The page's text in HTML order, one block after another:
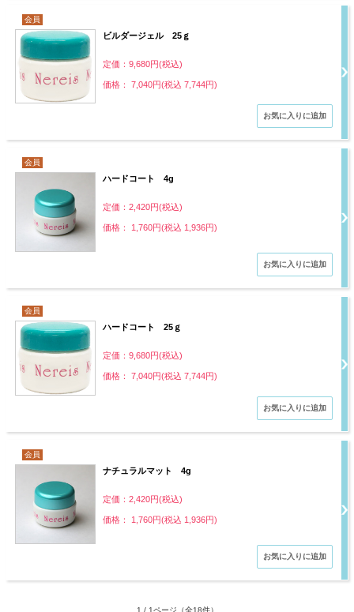
会員
ビルダージェル 25ｇ
定価：9,680円(税込)
価格： 7,040円(税込 7,744円)
会員
ハードコート 4g
定価：2,420円(税込)
価格： 1,760円(税込 1,936円)
会員
ハードコート 25ｇ
定価：9,680円(税込)
価格： 7,040円(税込 7,744円)
会員
ナチュラルマット 4g
定価：2,420円(税込)
価格： 1,760円(税込 1,936円)
1 / 1ページ （全18件）